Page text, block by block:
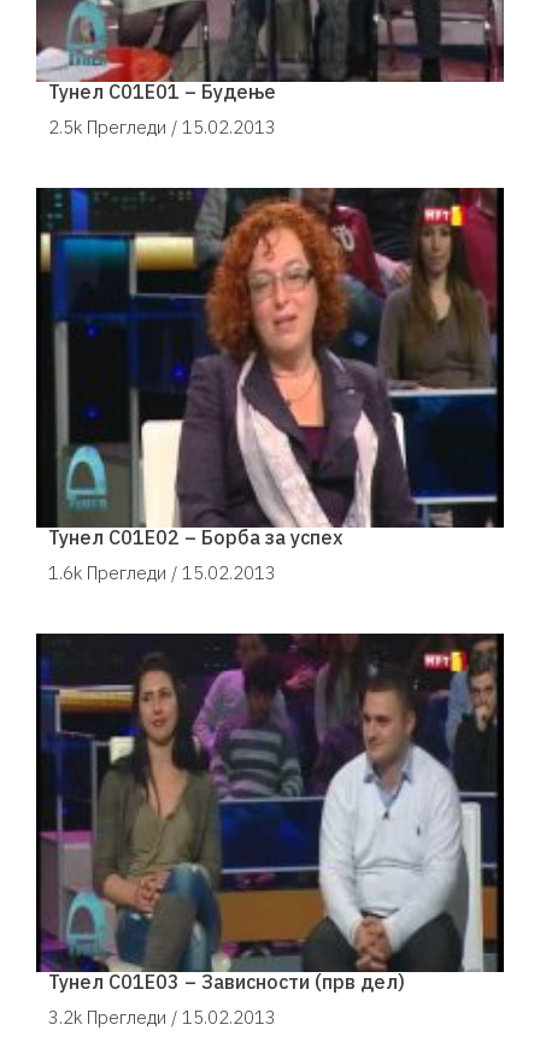
Тунел С01Е01 – Будење
2.5k Прегледи / 15.02.2013
Тунел С01Е02 – Борба за успех
1.6k Прегледи / 15.02.2013
Тунел С01Е03 – Зависности (прв дел)
3.2k Прегледи / 15.02.2013